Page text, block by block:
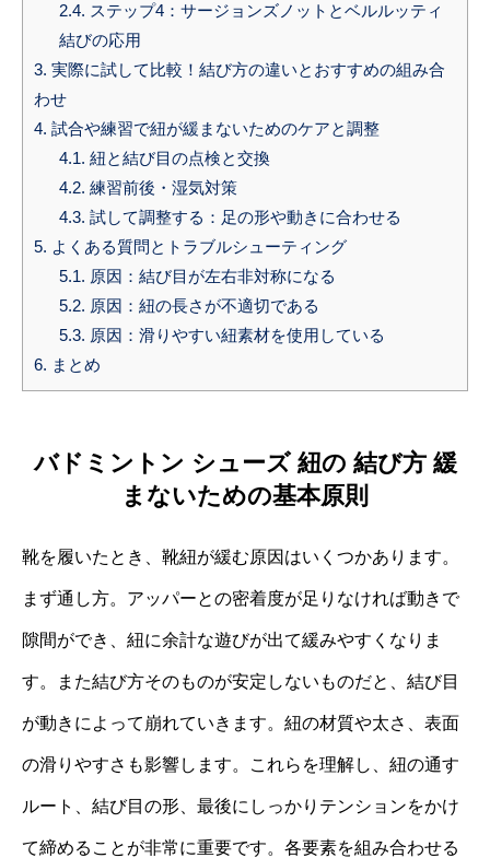
2.4. ステップ4：サージョンズノットとベルルッティ
結びの応用
3. 実際に試して比較！結び方の違いとおすすめの組み合
わせ
4. 試合や練習で紐が緩まないためのケアと調整
4.1. 紐と結び目の点検と交換
4.2. 練習前後・湿気対策
4.3. 試して調整する：足の形や動きに合わせる
5. よくある質問とトラブルシューティング
5.1. 原因：結び目が左右非対称になる
5.2. 原因：紐の長さが不適切である
5.3. 原因：滑りやすい紐素材を使用している
6. まとめ
バドミントン シューズ 紐の 結び方 緩
まないための基本原則
靴を履いたとき、靴紐が緩む原因はいくつかあります。
まず通し方。アッパーとの密着度が足りなければ動きで
隙間ができ、紐に余計な遊びが出て緩みやすくなりま
す。また結び方そのものが安定しないものだと、結び目
が動きによって崩れていきます。紐の材質や太さ、表面
の滑りやすさも影響します。これらを理解し、紐の通す
ルート、結び目の形、最後にしっかりテンションをかけ
て締めることが非常に重要です。各要素を組み合わせる